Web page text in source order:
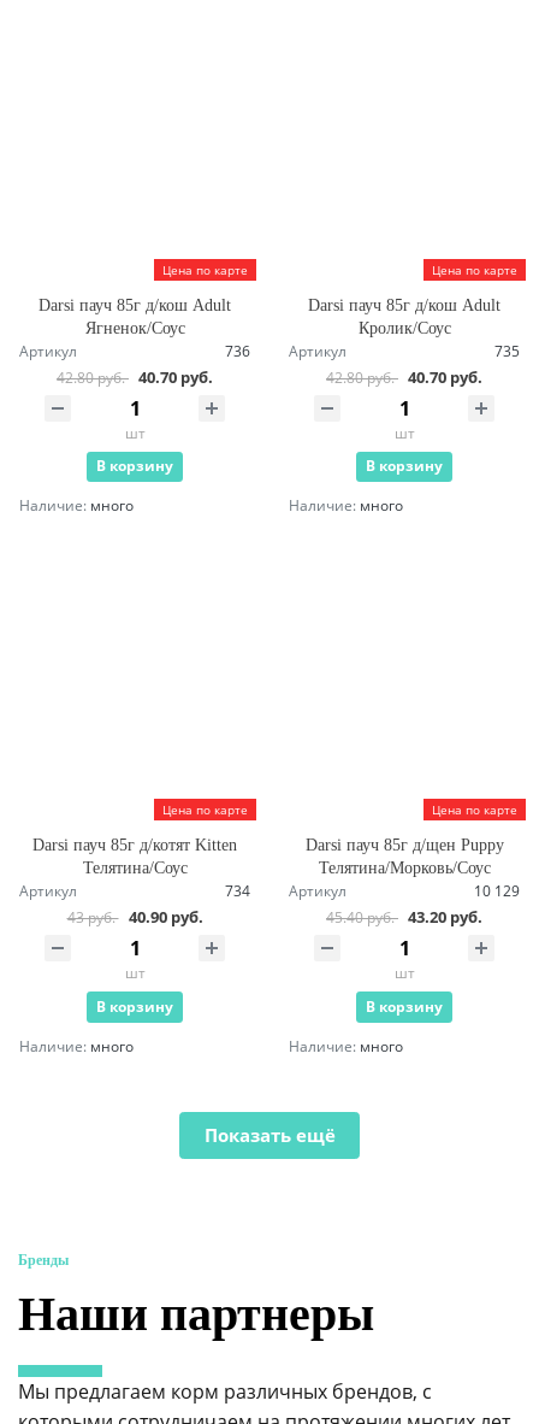
Цена по карте
Darsi пауч 85г д/кош Adult
Ягненок/Соус
Артикул
736
42.80 руб. 40.70 руб.
шт
В корзину
Наличие: много
Цена по карте
Darsi пауч 85г д/кош Adult
Кролик/Соус
Артикул
735
42.80 руб. 40.70 руб.
шт
В корзину
Наличие: много
Цена по карте
Darsi пауч 85г д/котят Kitten
Телятина/Соус
Артикул
734
43 руб. 40.90 руб.
шт
В корзину
Наличие: много
Цена по карте
Darsi пауч 85г д/щен Puppy
Телятина/Морковь/Соус
Артикул
10 129
45.40 руб. 43.20 руб.
шт
В корзину
Наличие: много
Показать ещё
Бренды
Наши партнеры
Мы предлагаем корм различных брендов, с